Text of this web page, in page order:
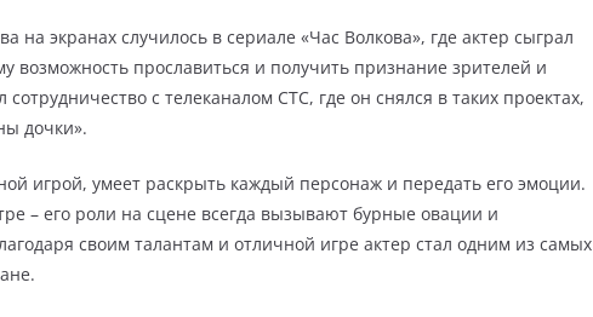
на экранах случилось в сериале «Час Волкова», где актер сыграл
возможность прославиться и получить признание зрителей и
с телеканалом СТС, где он снялся в таких проектах,
дочки».
игрой, умеет раскрыть каждый персонаж и передать его эмоции.
– его роли на сцене всегда вызывают бурные овации и
своим талантам и отличной игре актер стал одним из самых